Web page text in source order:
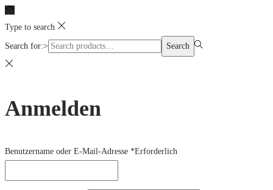
Type to search
Search for:> Search
Anmelden
Benutzername oder E-Mail-Adresse *Erforderlich